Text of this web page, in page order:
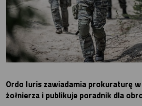
Ordo Iuris zawiadamia prokuraturę
żołnierza i publikuje poradnik dla